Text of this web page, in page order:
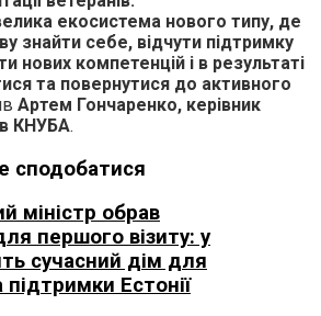
екосистема нового типу, де
знайти себе, відчути підтримку
нових компетенцій і в результаті
та повернутися до активного
Артем Гончаренко, керівник
КНУБА.
сподобатися
міністр обрав
першого візиту: у
сучасний дім для
Естонії